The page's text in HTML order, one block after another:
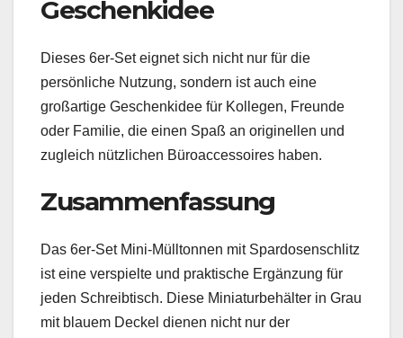
Geschenkidee
Dieses 6er-Set eignet sich nicht nur für die
persönliche Nutzung, sondern ist auch eine
großartige Geschenkidee für Kollegen, Freunde
oder Familie, die einen Spaß an originellen und
zugleich nützlichen Büroaccessoires haben.
Zusammenfassung
Das 6er-Set Mini-Mülltonnen mit Spardosenschlitz
ist eine verspielte und praktische Ergänzung für
jeden Schreibtisch. Diese Miniaturbehälter in Grau
mit blauem Deckel dienen nicht nur der